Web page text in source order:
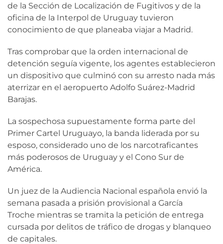
de la Sección de Localización de Fugitivos y de la
oficina de la Interpol de Uruguay tuvieron
conocimiento de que planeaba viajar a Madrid.
Tras comprobar que la orden internacional de
detención seguía vigente, los agentes establecieron
un dispositivo que culminó con su arresto nada más
aterrizar en el aeropuerto Adolfo Suárez-Madrid
Barajas.
La sospechosa supuestamente forma parte del
Primer Cartel Uruguayo, la banda liderada por su
esposo, considerado uno de los narcotraficantes
más poderosos de Uruguay y el Cono Sur de
América.
Un juez de la Audiencia Nacional española envió la
semana pasada a prisión provisional a García
Troche mientras se tramita la petición de entrega
cursada por delitos de tráfico de drogas y blanqueo
de capitales.